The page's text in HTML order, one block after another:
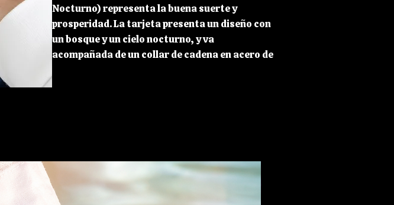
Nocturno) representa la buena suerte y
prosperidad. La tarjeta presenta un diseño con
un bosque y un cielo nocturno, y va
acompañada de un collar de cadena en acero de
Medida: 50cm.